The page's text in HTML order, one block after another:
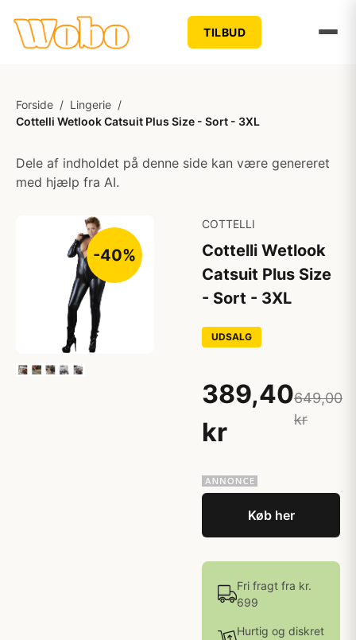
TILBUD
Forside / Lingerie /
Cottelli Wetlook Catsuit Plus Size - Sort - 3XL
Dele af indholdet på denne side kan være genereret
med hjælp fra AI.
-40%
COTTELLI
Cottelli Wetlook
Catsuit Plus Size
- Sort - 3XL
UDSALG
389,40
kr
649,00
kr
Køb her
Fri fragt fra kr.
699
Hurtig og diskret